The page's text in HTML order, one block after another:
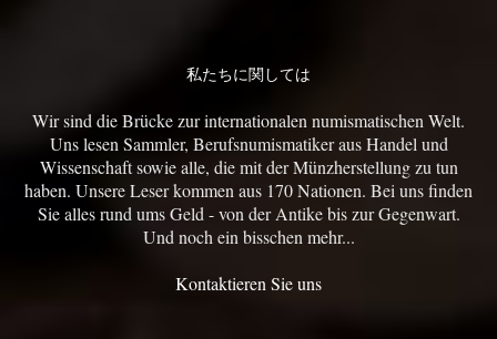
私たちに関しては
Wir sind die Brücke zur internationalen numismatischen Welt.
Uns lesen Sammler, Berufsnumismatiker aus Handel und
Wissenschaft sowie alle, die mit der Münzherstellung zu tun
haben. Unsere Leser kommen aus 170 Nationen. Bei uns finden
Sie alles rund ums Geld - von der Antike bis zur Gegenwart.
Und noch ein bisschen mehr...
Kontaktieren Sie uns